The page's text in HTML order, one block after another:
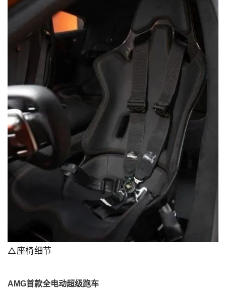
△座椅细节
AMG首款全电动超级跑车